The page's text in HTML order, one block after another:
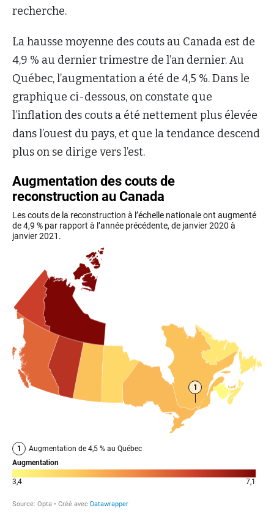
recherche.
La hausse moyenne des couts au Canada est de
4,9 % au dernier trimestre de l’an dernier. Au
Québec, l’augmentation a été de 4,5 %. Dans le
graphique ci-dessous, on constate que
l’inflation des couts a été nettement plus élevée
dans l’ouest du pays, et que la tendance descend
plus on se dirige vers l’est.